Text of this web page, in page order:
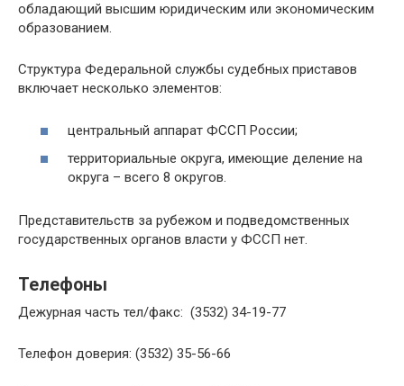
обладающий высшим юридическим или экономическим
образованием.
Структура Федеральной службы судебных приставов
включает несколько элементов:
центральный аппарат ФССП России;
территориальные округа, имеющие деление на
округа – всего 8 округов.
Представительств за рубежом и подведомственных
государственных органов власти у ФССП нет.
Телефоны
Дежурная часть тел/факс: (3532) 34-19-77
Телефон доверия: (3532) 35-56-66